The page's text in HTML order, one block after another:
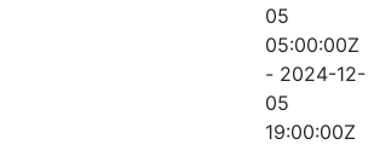
05
05:00:00Z
- 2024-12-
05
19:00:00Z